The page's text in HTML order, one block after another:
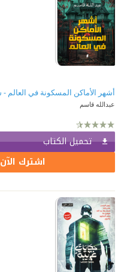
عبدالله قاسم
تحميل الكتاب
اشترك الآن